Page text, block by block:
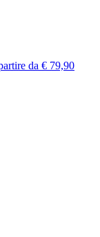
da € 79,90